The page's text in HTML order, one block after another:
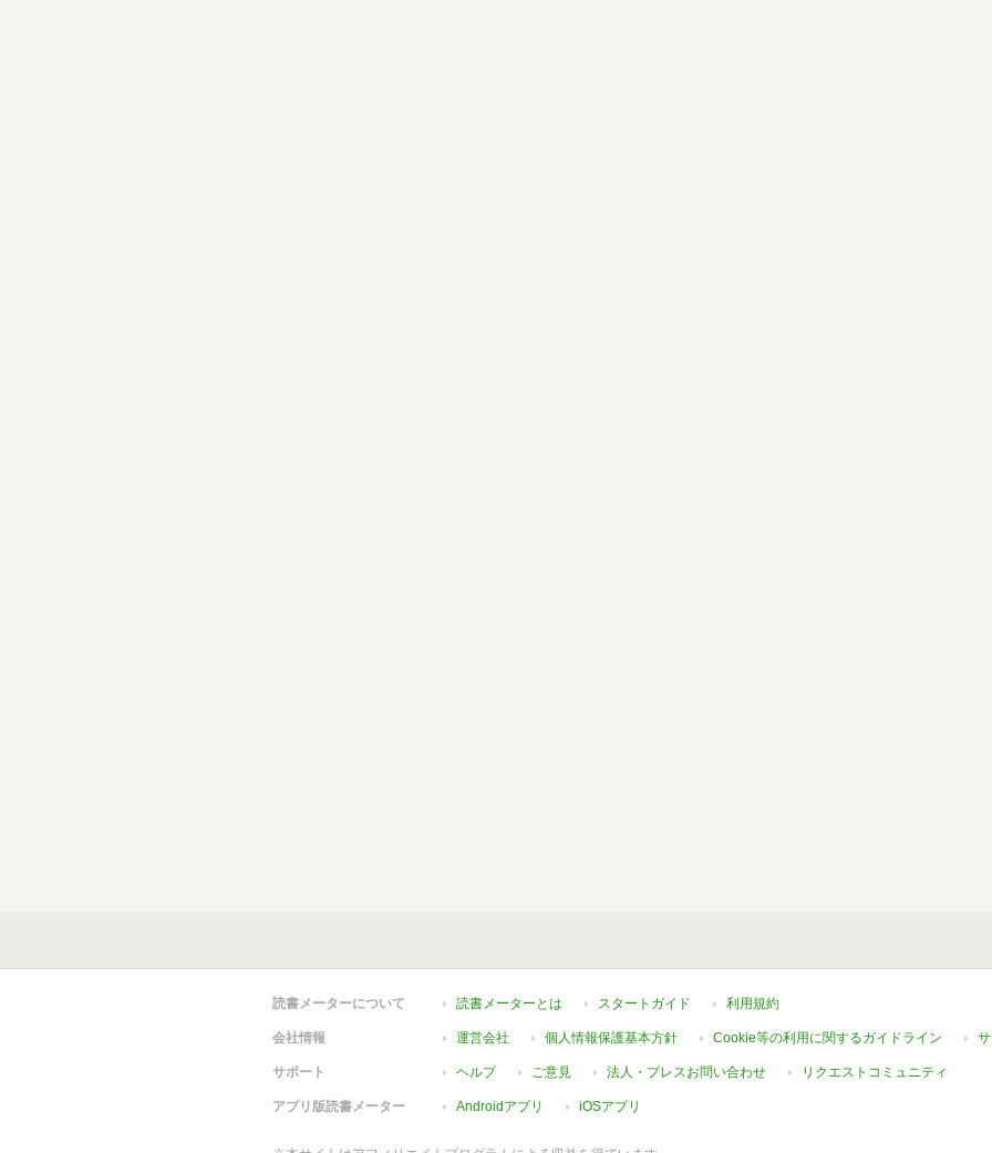
読書メーターについて 読書メーターとは スタートガイド 利用規約
会社情報 運営会社 個人情報保護基本方針 Cookie等の利用に関するガイドライン
サポート ヘルプ ご意見 法人・プレスお問い合わせ リクエストコミュニティ
アプリ版読書メーター Androidアプリ iOSアプリ